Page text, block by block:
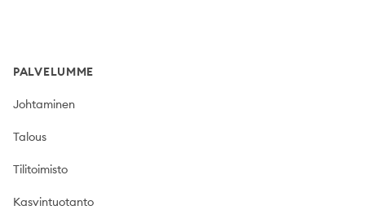
PALVELUMME
Johtaminen
Talous
Tilitoimisto
Kasvintuotanto